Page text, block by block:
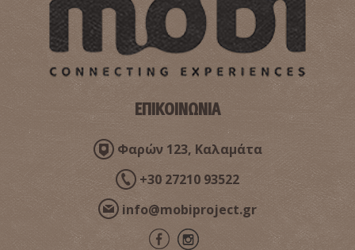
ΕΠΙΚΟΙΝΩΝΙΑ
Φαρών 123, Καλαμάτα
+30 27210 93522
info@mobiproject.gr